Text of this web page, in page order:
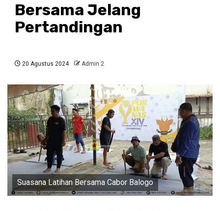
Bersama Jelang
Pertandingan
20 Agustus 2024 Admin 2
Suasana Latihan Bersama Cabor Balogo